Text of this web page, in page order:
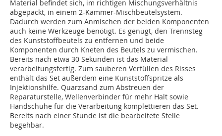
Material befindet sich, im richtigen Mischungsverhältnis
abgepackt, in einem 2-Kammer-Mischbeutelsystem.
Dadurch werden zum Anmischen der beiden Komponenten
auch keine Werkzeuge benötigt. Es genügt, den Trennsteg
des Kunststoffbeutels zu entfernen und beide
Komponenten durch Kneten des Beutels zu vermischen.
Bereits nach etwa 30 Sekunden ist das Material
verarbeitungsfertig. Zum sauberen Verfüllen des Risses
enthält das Set außerdem eine Kunststoffspritze als
Injektionshilfe. Quarzsand zum Abstreuen der
Reparaturstelle, Wellenverbinder für mehr Halt sowie
Handschuhe für die Verarbeitung komplettieren das Set.
Bereits nach einer Stunde ist die bearbeitete Stelle
begehbar.